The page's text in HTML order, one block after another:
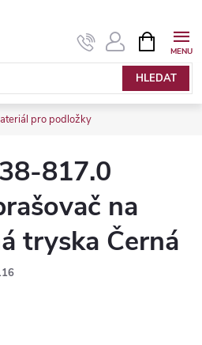
HLEDAT
NÁKUPNÍ
KOŠÍK
pro podložky
817.0
na
tryska Černá
- Chat